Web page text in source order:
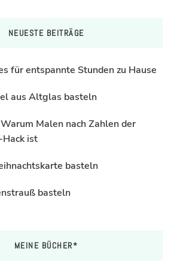
NEUESTE BEITRÄGE
für entspannte Stunden zu Hause
aus Altglas basteln
Malen nach Zahlen der
ist
basteln
basteln
MEINE BÜCHER*